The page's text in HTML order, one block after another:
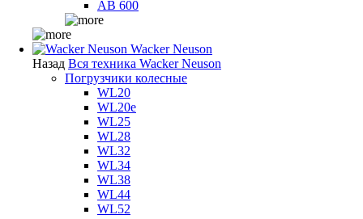
AB 600
Wacker Neuson
Назад Вся техника Wacker Neuson
Погрузчики колесные
WL20
WL20e
WL25
WL28
WL32
WL34
WL38
WL44
WL52